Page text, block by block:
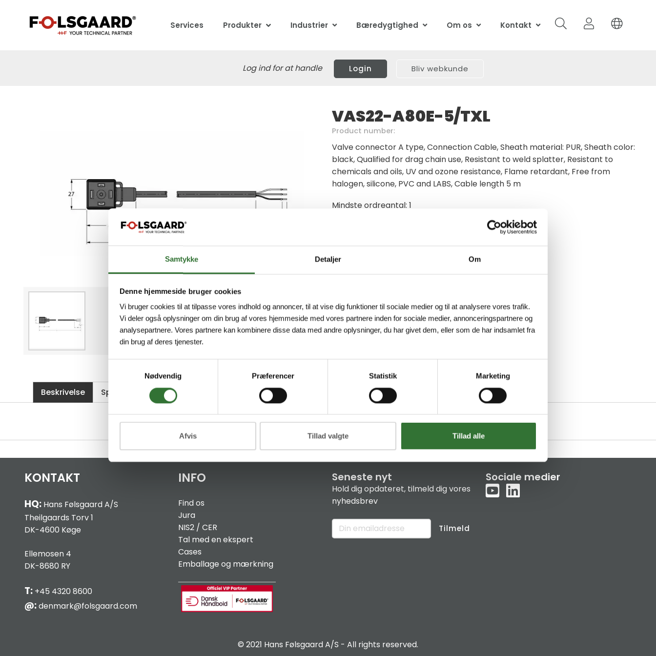
Samtykke Detaljer Om
Denne hjemmeside bruger cookies
Vi bruger cookies til at tilpasse vores indhold og annoncer, til at vise dig funktioner til sociale medier og til at analysere vores trafik.
Vi deler også oplysninger om din brug af vores hjemmeside med vores partnere inden for sociale medier, annonceringspartnere og
analysepartnere. Vores partnere kan kombinere disse data med andre oplysninger, du har givet dem, eller som de har indsamlet fra
din brug af deres tjenester.
Nødvendig
Præferencer Statistik Marketing
Afvis Tillad valgte Tillad alle
Services Produkter Industrier Bæredygtighed Om os Kontakt
Log ind for at handle Login Bliv webkunde
VAS22-A80E-5/TXL
Product number:
Valve connector A type, Connection Cable, Sheath material: PUR, Sheath color:
black, Qualified for drag chain use, Resistant to weld splatter, Resistant to
chemicals and oils, UV and ozone resistance, Flame retardant, Free from
halogen, silicone, PVC and LABS, Cable length 5 m
Mindste ordreantal: 1
Beskrivelse Specifikationer
KONTAKT
HQ:Hans Følsgaard A/S
Theilgaards Torv 1
DK-4600 Køge
Ellemosen 4
DK-8680 RY
T:+45 4320 8600
@:denmark@folsgaard.com
INFO
Find os
Jura
NIS2 / CER
Tal med en ekspert
Cases
Emballage og mærkning
Seneste nyt
Hold dig opdateret, tilmeld dig vores
nyhedsbrev
Tilmeld
Sociale medier
© 2021 Hans Følsgaard A/S - All rights reserved.